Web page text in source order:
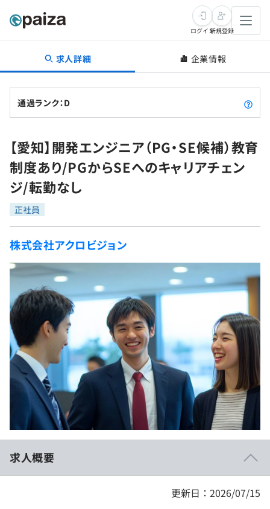
転職・キャリア
転職成功ガイド
転職エージェント
インタビュー
転職成功ガイド
新卒就活
求人検索
本選考
インターン
新卒エージェント
イベント・セミナー
インタビュー
就活成功ガイド
学習
問題集
4択課題
ナレッジ
リファレンス
プラン
個人向けプラン
法人向けプラン
学校向けプラン
契約内容・クーポン
スキルチェック
プログラミング言語
評価結果一覧
再チャレンジ結果一覧
ゲーム・マンガ
Tech Team Journal
paiza times
paizaとは？
ログイン新規登録
求人詳細 企業情報
通過ランク：D
【愛知】開発エンジニア（PG・SE候補）教育
制度あり/PGからSEへのキャリアチェン
ジ/転勤なし
正社員
株式会社アクロビジョン
求人概要
更新日：2026/07/15